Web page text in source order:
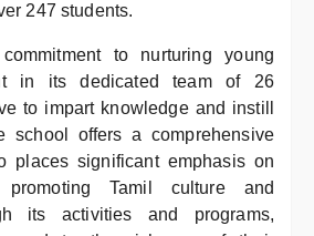
247 students.
to nurturing young
in its dedicated team of 26
to impart knowledge and instill
school offers a comprehensive
places significant emphasis on
promoting Tamil culture and
its activities and programs,